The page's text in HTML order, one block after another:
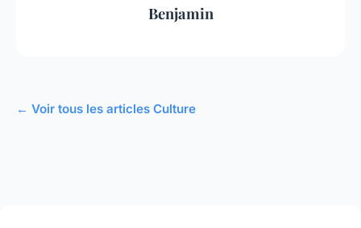
Benjamin
← Voir tous les articles Culture